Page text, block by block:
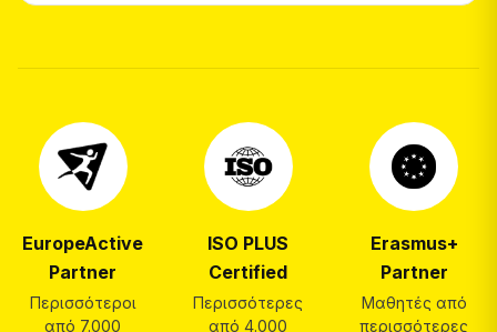
EuropeActive
Partner
Περισσότεροι
από 7.000
ISO PLUS
Certified
Περισσότερες
από 4.000
Erasmus+
Partner
Μαθητές από
περισσότερες